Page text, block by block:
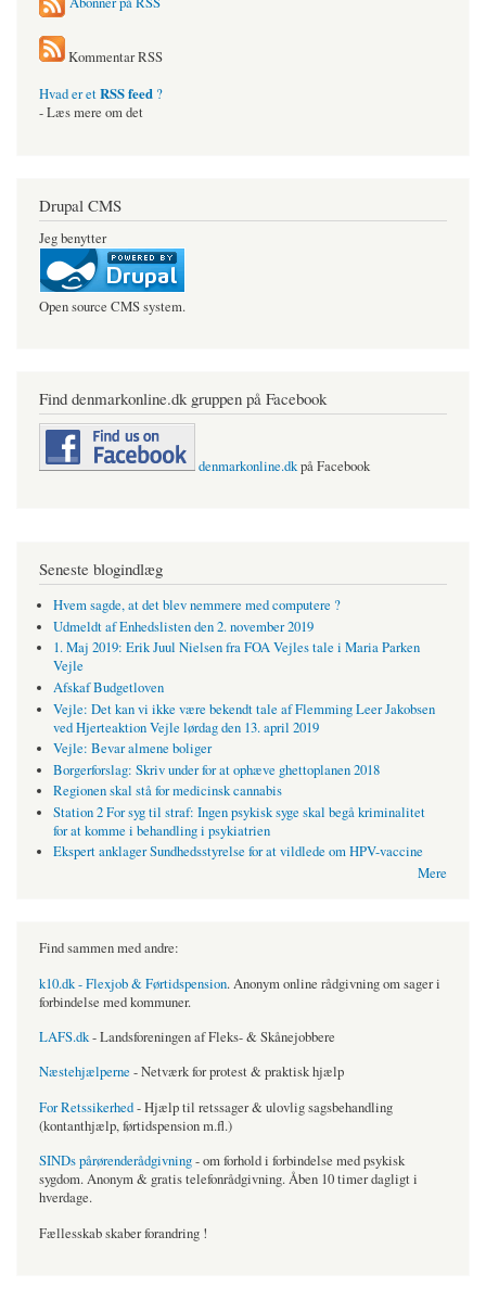
Kommentar RSS
Hvad er etRSS feed ?
- Læs mere om det
Drupal CMS
Jeg benytter
Open source CMS system.
Find denmarkonline.dk gruppen på Facebook
denmarkonline.dkpå Facebook
Seneste blogindlæg
Hvem sagde, at det blev nemmere med computere ?
Udmeldt af Enhedslisten den 2. november 2019
1. Maj 2019: Erik Juul Nielsen fra FOA Vejles tale i Maria Parken
Vejle
Afskaf Budgetloven
Vejle: Det kan vi ikke være bekendt tale af Flemming Leer Jakobsen
ved Hjerteaktion Vejle lørdag den 13. april 2019
Vejle: Bevar almene boliger
Borgerforslag: Skriv under for at ophæve ghettoplanen 2018
Regionen skal stå for medicinsk cannabis
Station 2 For syg til straf: Ingen psykisk syge skal begå kriminalitet
for at komme i behandling i psykiatrien
Ekspert anklager Sundhedsstyrelse for at vildlede om HPV-vaccine
Mere
Find sammen med andre:
k10.dk - Flexjob & Førtidspension. Anonym online rådgivning om sager i
forbindelse med kommuner.
LAFS.dk- Landsforeningen af Fleks- & Skånejobbere
Næstehjælperne - Netværk for protest & praktisk hjælp
For Retssikerhed- Hjælp til retssager & ulovlig sagsbehandling
(kontanthjælp, førtidspension m.fl.)
SINDs pårørenderådgivning- om forhold i forbindelse med psykisk
sygdom. Anonym & gratis telefonrådgivning. Åben 10 timer dagligt i
hverdage.
Fællesskab skaber forandring !